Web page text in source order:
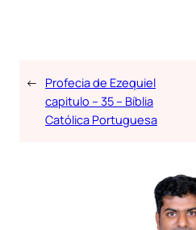
← Profecia de Ezequiel
capitulo – 35 – Bíblia
Católica Portuguesa